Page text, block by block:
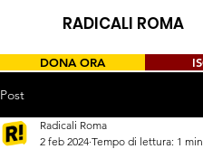
RADICALI ROMA
DONA ORA
Post
Radicali Roma
2 feb 2024 Tempo di lettura: 1 min